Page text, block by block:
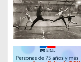
c
i
ó